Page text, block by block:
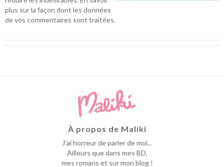
plus sur la façon dont les données
de vos commentaires sont traitées.
À propos de Maliki
J'ai horreur de parler de moi...
Ailleurs que dans mes BD,
mes romans et sur mon blog !